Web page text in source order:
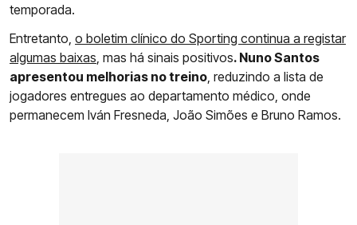
temporada.
Entretanto, o boletim clínico do Sporting continua a registar
algumas baixas , mas há sinais positivos. Nuno Santos
apresentou melhorias no treino , reduzindo a lista de
jogadores entregues ao departamento médico, onde
permanecem Iván Fresneda, João Simões e Bruno Ramos.